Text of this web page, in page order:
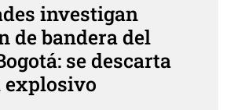
investigan
de bandera del
se descarta